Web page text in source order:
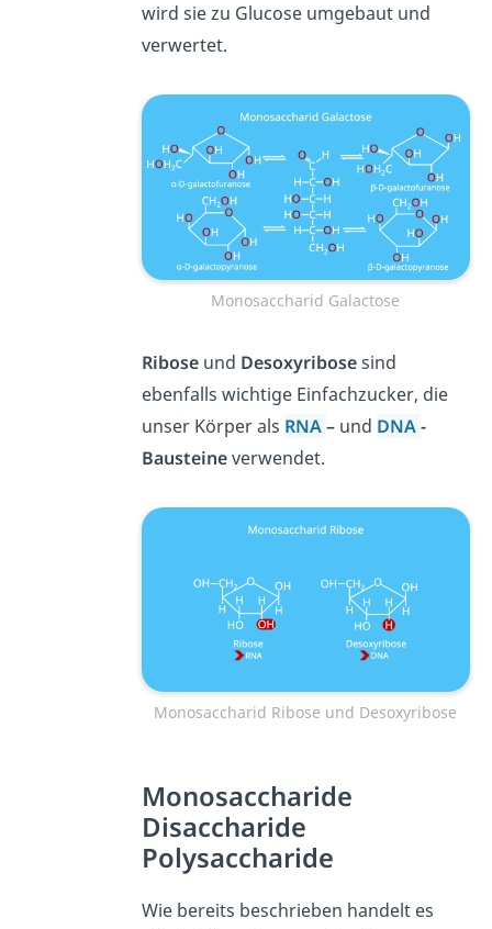
wird sie zu Glucose umgebaut und
verwertet.
Monosaccharid Galactose
Riboseund Desoxyribosesind
ebenfalls wichtige Einfachzucker, die
unser Körper als RNA–und DNA-
Bausteineverwendet.
Monosaccharid Ribose und Desoxyribose
Monosaccharide
Disaccharide
Polysaccharide
Wie bereits beschrieben handelt es